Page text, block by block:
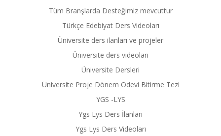
Tüm Branşlarda Desteğimiz mevcuttur
Türkçe Edebiyat Ders Videoları
Üniversite ders ilanları ve projeler
Üniversite ders videoları
Üniversite Dersleri
Üniversite Proje Dönem Ödevi Bitirme Tezi
YGS -LYS
Ygs Lys Ders İlanları
Ygs Lys Ders Videoları